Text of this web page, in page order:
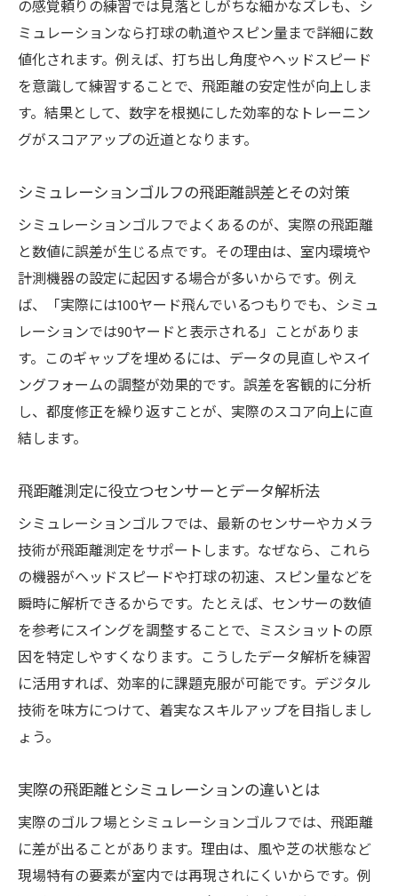
の感覚頼りの練習では見落としがちな細かなズレも、シ
ミュレーションなら打球の軌道やスピン量まで詳細に数
値化されます。例えば、打ち出し角度やヘッドスピード
を意識して練習することで、飛距離の安定性が向上しま
す。結果として、数字を根拠にした効率的なトレーニン
グがスコアアップの近道となります。
シミュレーションゴルフの飛距離誤差とその対策
シミュレーションゴルフでよくあるのが、実際の飛距離
と数値に誤差が生じる点です。その理由は、室内環境や
計測機器の設定に起因する場合が多いからです。例え
ば、「実際には100ヤード飛んでいるつもりでも、シミュ
レーションでは90ヤードと表示される」ことがありま
す。このギャップを埋めるには、データの見直しやスイ
ングフォームの調整が効果的です。誤差を客観的に分析
し、都度修正を繰り返すことが、実際のスコア向上に直
結します。
飛距離測定に役立つセンサーとデータ解析法
シミュレーションゴルフでは、最新のセンサーやカメラ
技術が飛距離測定をサポートします。なぜなら、これら
の機器がヘッドスピードや打球の初速、スピン量などを
瞬時に解析できるからです。たとえば、センサーの数値
を参考にスイングを調整することで、ミスショットの原
因を特定しやすくなります。こうしたデータ解析を練習
に活用すれば、効率的に課題克服が可能です。デジタル
技術を味方につけて、着実なスキルアップを目指しまし
ょう。
実際の飛距離とシミュレーションの違いとは
実際のゴルフ場とシミュレーションゴルフでは、飛距離
に差が出ることがあります。理由は、風や芝の状態など
現場特有の要素が室内では再現されにくいからです。例